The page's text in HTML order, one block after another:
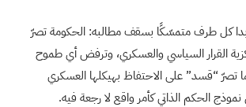
كل طرف متمسّكًا بسقف مطالبه: الحكومة تصرّ
القرار السياسي والعسكري، وترفض أي طموح
تصرّ “قسد” على الاحتفاظ بهيكلها العسكري
الحكم الذاتي كأمر واقع لا رجعة فيه.